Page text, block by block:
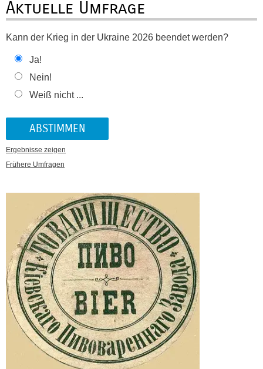
Aktuelle Umfrage
Kann der Krieg in der Ukraine 2026 beendet werden?
Ja!
Nein!
Weiß nicht ...
Ergebnisse zeigen
Frühere Umfragen